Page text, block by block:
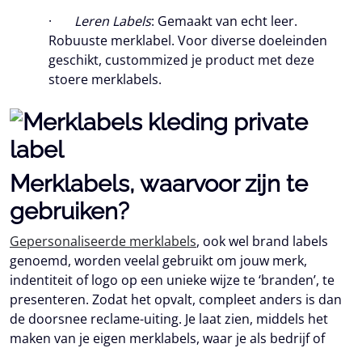
· Leren Labels: Gemaakt van echt leer.
Robuuste merklabel. Voor diverse doeleinden
geschikt, custommized je product met deze
stoere merklabels.
Merklabels, waarvoor zijn te
gebruiken?
Gepersonaliseerde merklabels, ook wel brand labels
genoemd, worden veelal gebruikt om jouw merk,
indentiteit of logo op een unieke wijze te ‘branden’, te
presenteren. Zodat het opvalt, compleet anders is dan
de doorsnee reclame-uiting. Je laat zien, middels het
maken van je eigen merklabels, waar je als bedrijf of